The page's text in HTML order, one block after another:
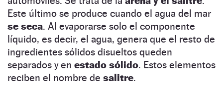
Este último se produce cuando el agua del mar
se seca. Al evaporarse solo el componente
líquido, es decir, el agua, genera que el resto de
ingredientes sólidos disueltos queden
separados y en estado sólido. Estos elementos
reciben el nombre de salitre.